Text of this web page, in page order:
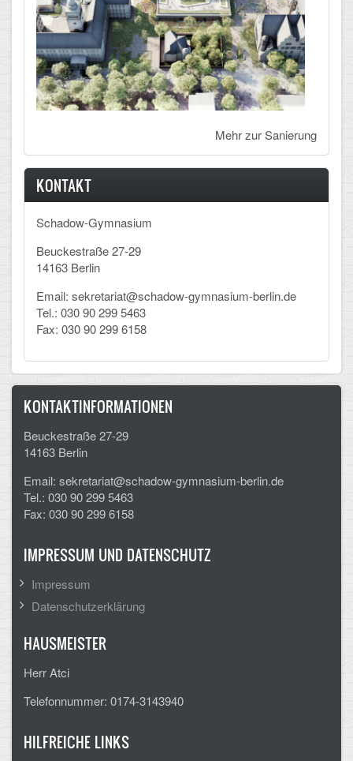
Mehr zur Sanierung
KONTAKT
Schadow-Gymnasium
Beuckestraße 27-29
14163 Berlin
Email: sekretariat@schadow-gymnasium-berlin.de
Tel.: 030 90 299 5463
Fax: 030 90 299 6158
KONTAKTINFORMATIONEN
Beuckestraße 27-29
14163 Berlin
Email: sekretariat@schadow-gymnasium-berlin.de
Tel.: 030 90 299 5463
Fax: 030 90 299 6158
IMPRESSUM UND DATENSCHUTZ
Impressum
Datenschutzerklärung
HAUSMEISTER
Herr Atci
Telefonnummer: 0174-3143940
HILFREICHE LINKS